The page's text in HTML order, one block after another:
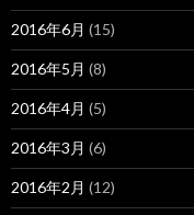
2016年6月 (15)
2016年5月 (8)
2016年4月 (5)
2016年3月 (6)
2016年2月 (12)